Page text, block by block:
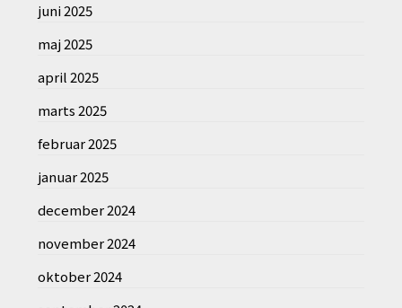
juni 2025
maj 2025
april 2025
marts 2025
februar 2025
januar 2025
december 2024
november 2024
oktober 2024